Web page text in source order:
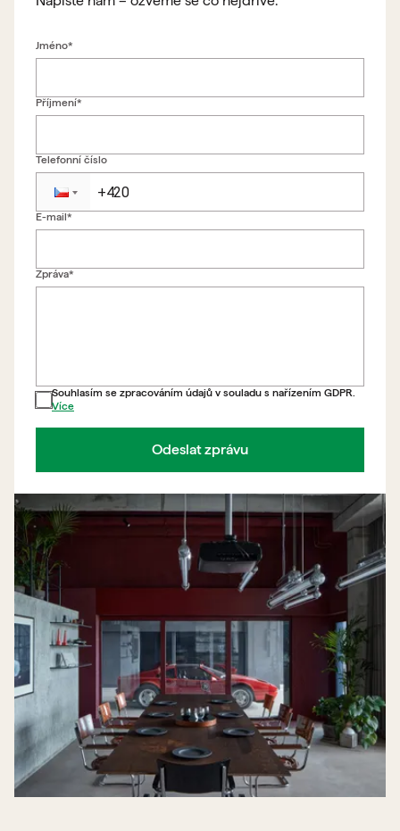
Zpět na formulář
Jméno*
Příjmení*
Telefonní číslo
E-mail*
Zpráva*
Souhlasím se zpracováním údajů v souladu s nařízením GDPR.
Více
Odeslat zprávu